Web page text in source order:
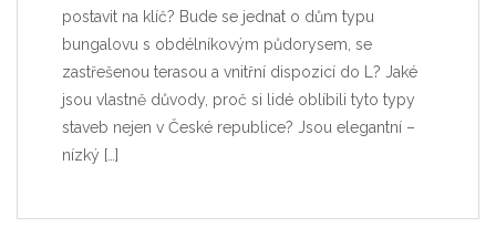
postavit na klíč? Bude se jednat o dům typu
bungalovu s obdélníkovým půdorysem, se
zastřešenou terasou a vnitřní dispozicí do L? Jaké
jsou vlastně důvody, proč si lidé oblíbili tyto typy
staveb nejen v České republice? Jsou elegantní –
nízký […]